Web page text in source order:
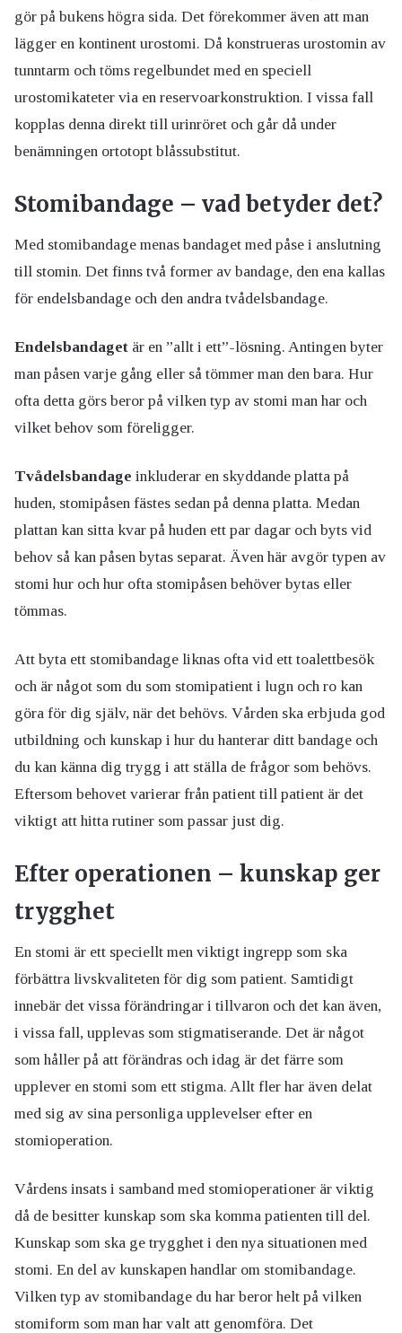
gör på bukens högra sida. Det förekommer även att man
lägger en kontinent urostomi. Då konstrueras urostomin av
tunntarm och töms regelbundet med en speciell
urostomikateter via en reservoarkonstruktion. I vissa fall
kopplas denna direkt till urinröret och går då under
benämningen ortotopt blåssubstitut.
Stomibandage – vad betyder det?
Med stomibandage menas bandaget med påse i anslutning
till stomin. Det finns två former av bandage, den ena kallas
för endelsbandage och den andra tvådelsbandage.
Endelsbandaget är en ”allt i ett”-lösning. Antingen byter
man påsen varje gång eller så tömmer man den bara. Hur
ofta detta görs beror på vilken typ av stomi man har och
vilket behov som föreligger.
Tvådelsbandage inkluderar en skyddande platta på
huden, stomipåsen fästes sedan på denna platta. Medan
plattan kan sitta kvar på huden ett par dagar och byts vid
behov så kan påsen bytas separat. Även här avgör typen av
stomi hur och hur ofta stomipåsen behöver bytas eller
tömmas.
Att byta ett stomibandage liknas ofta vid ett toalettbesök
och är något som du som stomipatient i lugn och ro kan
göra för dig själv, när det behövs. Vården ska erbjuda god
utbildning och kunskap i hur du hanterar ditt bandage och
du kan känna dig trygg i att ställa de frågor som behövs.
Eftersom behovet varierar från patient till patient är det
viktigt att hitta rutiner som passar just dig.
Efter operationen – kunskap ger
trygghet
En stomi är ett speciellt men viktigt ingrepp som ska
förbättra livskvaliteten för dig som patient. Samtidigt
innebär det vissa förändringar i tillvaron och det kan även,
i vissa fall, upplevas som stigmatiserande. Det är något
som håller på att förändras och idag är det färre som
upplever en stomi som ett stigma. Allt fler har även delat
med sig av sina personliga upplevelser efter en
stomioperation.
Vårdens insats i samband med stomioperationer är viktig
då de besitter kunskap som ska komma patienten till del.
Kunskap som ska ge trygghet i den nya situationen med
stomi. En del av kunskapen handlar om stomibandage.
Vilken typ av stomibandage du har beror helt på vilken
stomiform som man har valt att genomföra. Det